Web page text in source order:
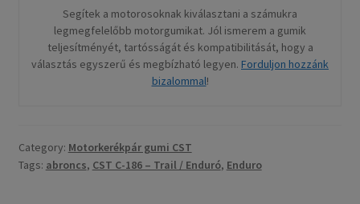
Segítek a motorosoknak kiválasztani a számukra
legmegfelelőbb motorgumikat. Jól ismerem a gumik
teljesítményét, tartósságát és kompatibilitását, hogy a
választás egyszerű és megbízható legyen. Forduljon hozzánk
bizalommal!
Category: Motorkerékpár gumi CST
Tags: abroncs, CST C-186 – Trail / Enduró, Enduro